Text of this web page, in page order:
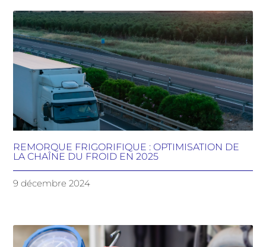
REMORQUE FRIGORIFIQUE : OPTIMISATION DE
LA CHAÎNE DU FROID EN 2025
9 décembre 2024